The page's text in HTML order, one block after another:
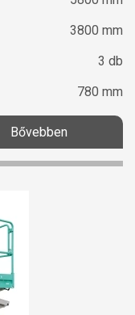
3800 mm
3 db
780 mm
Bővebben